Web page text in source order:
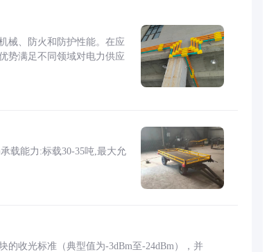
械、防火和防护性能。在应
势满足不同领域对电力供应
载能力:标载30-35吨,最大允
收光标准（典型值为-3dBm至-24dBm），并